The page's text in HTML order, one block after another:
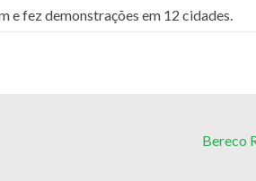
e fez demonstrações em 12 cidades.
Bereco